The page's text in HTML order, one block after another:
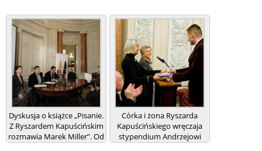
Dyskusja o książce „Pisanie.
Z Ryszardem Kapuścińskim
rozmawia Marek Miller”. Od
Córka i żona Ryszarda
Kapuścińskiego wręczaja
stypendium Andrzejowi